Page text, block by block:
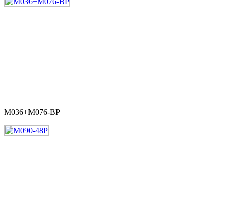
M036+M076-BP